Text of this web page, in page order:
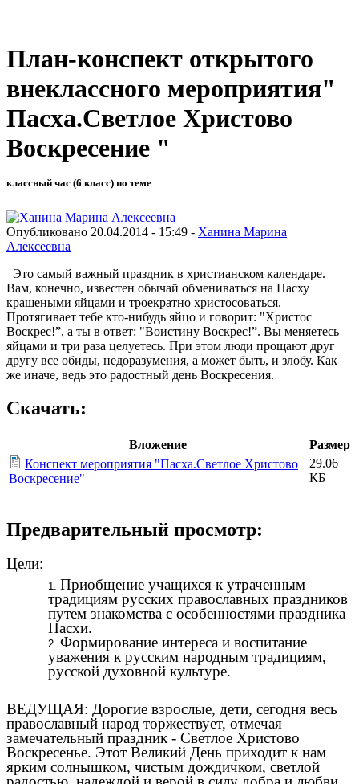
План-конспект открытого
внеклассного мероприятия"
Пасха.Светлое Христово
Воскресение "
классный час (6 класс) по теме
Опубликовано 20.04.2014 - 15:49 - Ханина Марина
Алексеевна
Это самый важный праздник в христианском календаре.
Вам, конечно, известен обычай обмениваться на Пасху
крашеными яйцами и троекратно христосоваться.
Протягивает тебе кто-нибудь яйцо и говорит: "Христос
Воскрес!”, а ты в ответ: "Воистину Воскрес!”. Вы меняетесь
яйцами и три раза целуетесь. При этом люди прощают друг
другу все обиды, недоразумения, а может быть, и злобу. Как
же иначе, ведь это радостный день Воскресения.
Скачать:
Вложение
Размер
Конспект мероприятия "Пасха.Светлое Христово
Воскресение"
29.06
КБ
Предварительный просмотр:
Цели:
Приобщение учащихся к утраченным
традициям русских православных праздников
путем знакомства с особенностями праздника
Пасхи.
Формирование интереса и воспитание
уважения к русским народным традициям,
русской духовной культуре.
ВЕДУЩАЯ: Дорогие взрослые, дети, сегодня весь
православный народ торжествует, отмечая
замечательный праздник - Светлое Христово
Воскресенье. Этот Великий День приходит к нам
ярким солнышком, чистым дождичком, светлой